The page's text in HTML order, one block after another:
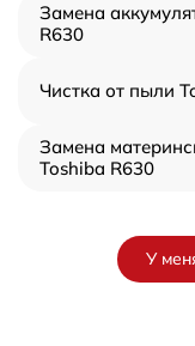
Замена
R630
Чистка от пыли
Замена
Toshiba R630
У